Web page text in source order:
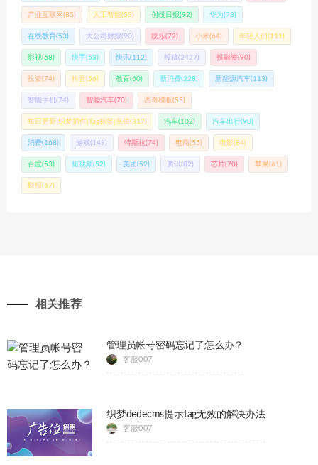
产业互联网 (85) 人工智能(53) 创投日报(92) 华为(78)
在线教育(53) 大公司财报(90) 娱乐(72) 小米(64) 年轻人们 (111)
影视(68) 快手(53) 快讯(112) 投稿 (2427) 投融资(90)
投资(74) 抖音(56) 教育(60) 新消费(228) 新能源汽车(113)
智能手机 (74) 智能汽车(70) 杰奇模板(55)
每日更新|织梦插件|Tag标签|充值(317) 汽车(102) 汽车出行(90)
消费(168) 游戏(149) 特斯拉(74) 电商(55) 电影(84)
百度(53) 短视频(52) 美团 (52) 腾讯(82) 芯片(70) 苹果(61)
财报(67)
相关推荐
管理员帐号密码忘记了怎么办？
客服007
织梦dedecms提示tag无效的解决办法
客服007